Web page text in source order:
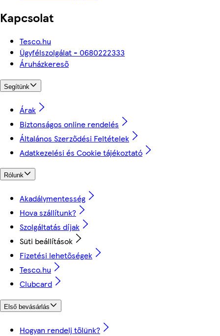
Kapcsolat
Tesco.hu
Ügyfélszolgálat - 0680222333
Áruházkereső
Segítünk
Árak
Biztonságos online rendelés
Általános Szerződési Feltételek
Adatkezelési és Cookie tájékoztató
Rólunk
Akadálymentesség
Hova szállítunk?
Szolgáltatás díjak
Süti beállítások
Fizetési lehetőségek
Tesco.hu
Clubcard
Első bevásárlás
Hogyan rendelj tőlünk?